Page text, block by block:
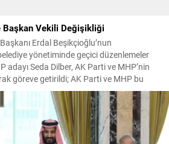
Başkan Vekili Değişikliği
Erdal Beşikçioğlu’nun
yönetiminde geçici düzenlemeler
adayı Seda Dilber, AK Parti ve MHP’nin
göreve getirildi; AK Parti ve MHP bu
CHP ve Yeni Parti adayları arasında geçti.
alınan iddialar...